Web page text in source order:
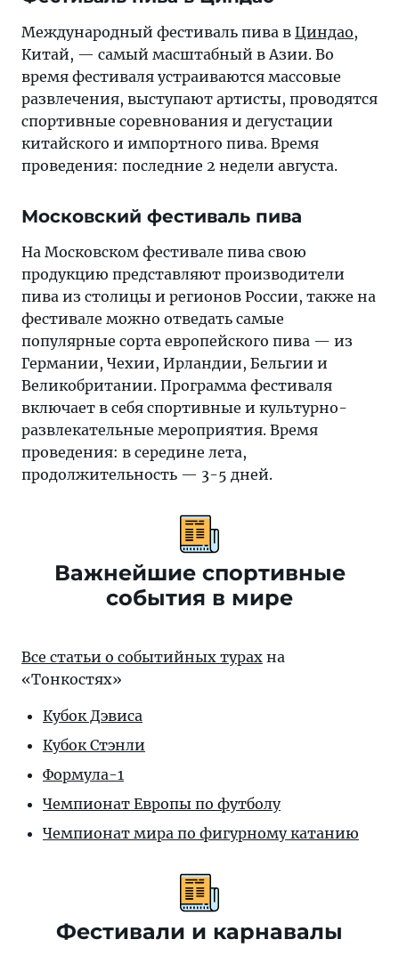
Международный фестиваль пива в Циндао,
Китай, — самый масштабный в Азии. Во
время фестиваля устраиваются массовые
развлечения, выступают артисты, проводятся
спортивные соревнования и дегустации
китайского и импортного пива. Время
проведения: последние 2 недели августа.
Московский фестиваль пива
На Московском фестивале пива свою
продукцию представляют производители
пива из столицы и регионов России, также на
фестивале можно отведать самые
популярные сорта европейского пива — из
Германии, Чехии, Ирландии, Бельгии и
Великобритании. Программа фестиваля
включает в себя спортивные и культурно-
развлекательные мероприятия. Время
проведения: в середине лета,
продолжительность — 3-5 дней.
Важнейшие спортивные
события в мире
Все статьи о событийных турах на
«Тонкостях»
Кубок Дэвиса
Кубок Стэнли
Формула-1
Чемпионат Европы по футболу
Чемпионат мира по фигурному катанию
Фестивали и карнавалы